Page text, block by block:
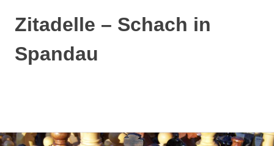
Zum
Zitadelle – Schach in
Spandau